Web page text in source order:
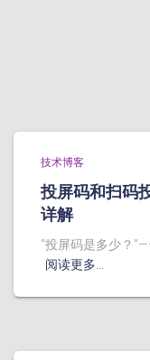
技术博客
投屏码和扫码
详解
“投屏码是多少？
阅读更多…